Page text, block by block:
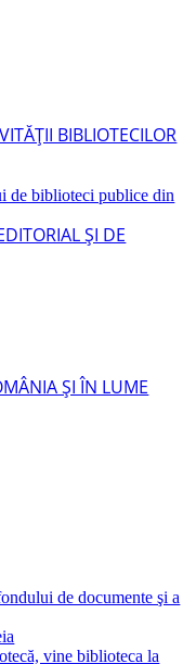
BIBLIOTECILOR
de biblioteci publice din
ŞI DE
ŞI ÎN LUME
de documente şi a
vine biblioteca la